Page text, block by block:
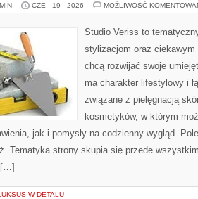
CZE - 19 - 2026 MOŻLIWOŚĆ
Studio Veriss to
stylizacjom oraz ciekawym
chcą rozwijać swoje
ma charakter lifestylowy i
związane z pielęgnacją
kosmetyków, w którym
jak i pomysły na codzienny wygląd.
Tematyka strony skupia się przede
[…]
W DETALU